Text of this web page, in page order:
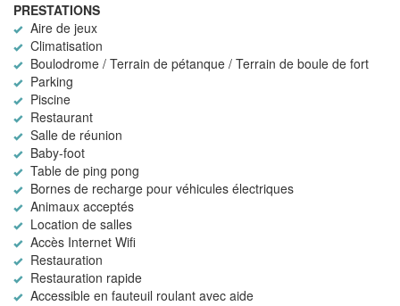
PRESTATIONS
Aire de jeux
Climatisation
Boulodrome / Terrain de pétanque / Terrain de boule de fort
Parking
Piscine
Restaurant
Salle de réunion
Baby-foot
Table de ping pong
Bornes de recharge pour véhicules électriques
Animaux acceptés
Location de salles
Accès Internet Wifi
Restauration
Restauration rapide
Accessible en fauteuil roulant avec aide